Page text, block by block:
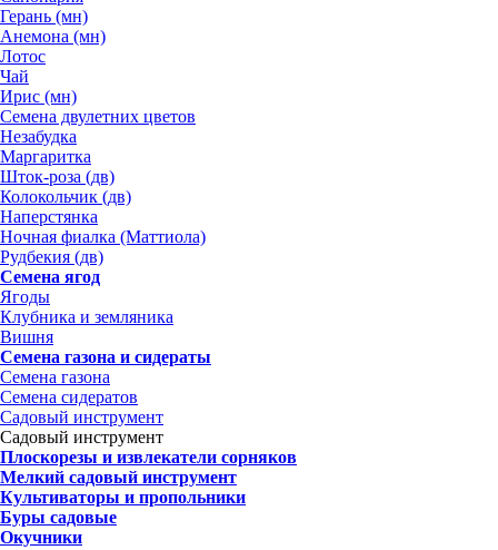
Герань (мн)
Анемона (мн)
Лотос
Чай
Ирис (мн)
Семена двулетних цветов
Незабудка
Маргаритка
Шток-роза (дв)
Колокольчик (дв)
Наперстянка
Ночная фиалка (Маттиола)
Рудбекия (дв)
Семена ягод
Ягоды
Клубника и земляника
Вишня
Семена газона и сидераты
Семена газона
Семена сидератов
Садовый инструмент
Садовый инструмент
Плоскорезы и извлекатели сорняков
Мелкий садовый инструмент
Культиваторы и пропольники
Буры садовые
Окучники